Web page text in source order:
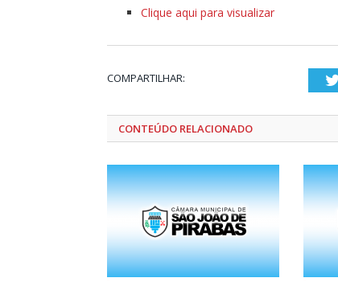
Clique aqui para visualizar
COMPARTILHAR:
CONTEÚDO RELACIONADO